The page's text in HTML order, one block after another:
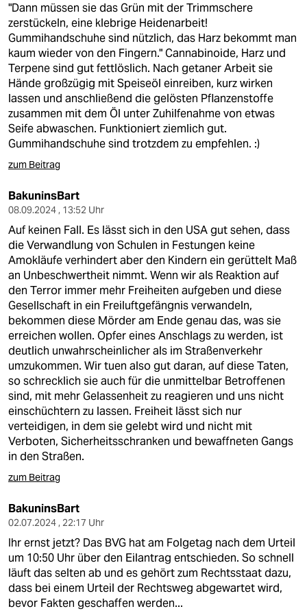
"Dann müssen sie das Grün mit der Trimmschere
zerstückeln, eine klebrige Heidenarbeit!
Gummihandschuhe sind nützlich, das Harz bekommt man
kaum wieder von den Fingern." Cannabinoide, Harz und
Terpene sind gut fettlöslich. Nach getaner Arbeit sie
Hände großzügig mit Speiseöl einreiben, kurz wirken
lassen und anschließend die gelösten Pflanzenstoffe
zusammen mit dem Öl unter Zuhilfenahme von etwas
Seife abwaschen. Funktioniert ziemlich gut.
Gummihandschuhe sind trotzdem zu empfehlen. :)
zum Beitrag
BakuninsBart
08.09.2024 , 13:52 Uhr
Auf keinen Fall. Es lässt sich in den USA gut sehen, dass
die Verwandlung von Schulen in Festungen keine
Amokläufe verhindert aber den Kindern ein gerüttelt Maß
an Unbeschwertheit nimmt. Wenn wir als Reaktion auf
den Terror immer mehr Freiheiten aufgeben und diese
Gesellschaft in ein Freiluftgefängnis verwandeln,
bekommen diese Mörder am Ende genau das, was sie
erreichen wollen. Opfer eines Anschlags zu werden, ist
deutlich unwahrscheinlicher als im Straßenverkehr
umzukommen. Wir tuen also gut daran, auf diese Taten,
so schrecklich sie auch für die unmittelbar Betroffenen
sind, mit mehr Gelassenheit zu reagieren und uns nicht
einschüchtern zu lassen. Freiheit lässt sich nur
verteidigen, in dem sie gelebt wird und nicht mit
Verboten, Sicherheitsschranken und bewaffneten Gangs
in den Straßen.
zum Beitrag
BakuninsBart
02.07.2024 , 22:17 Uhr
Ihr ernst jetzt? Das BVG hat am Folgetag nach dem Urteil
um 10:50 Uhr über den Eilantrag entschieden. So schnell
läuft das selten ab und es gehört zum Rechtsstaat dazu,
dass bei einem Urteil der Rechtsweg abgewartet wird,
bevor Fakten geschaffen werden...